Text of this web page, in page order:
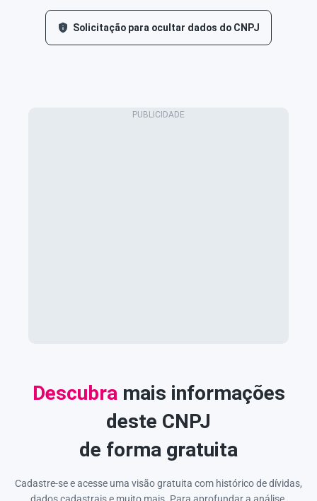
Solicitação para ocultar dados do CNPJ
Descubra mais informações
deste CNPJ
de forma gratuita
Cadastre-se e acesse uma visão gratuita com histórico de dívidas,
dados cadastrais e muito mais. Para aprofundar a análise,